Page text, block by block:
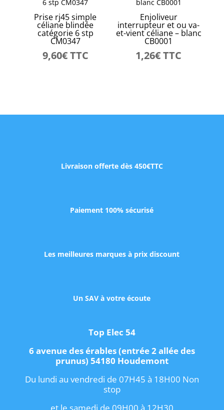
Prise rj45 simple
céliane blindée
catégorie 6 stp
CM0347
9,60€TTC
Enjoliveur
interrupteur et ou va-
et-vient céliane – blanc
CB0001
1,26€TTC
Livraison offerte dès 450€TTC
Paiement 100% sécurisé
Les meilleures marques à prix discount
Un SAV à votre écoute
Top Elec 54
6 avenue des érables (entrée 2 allée des
prunus) 54180 Houdemont
Du lundi au vendredi de 07H45 à 18H00 Non
stop